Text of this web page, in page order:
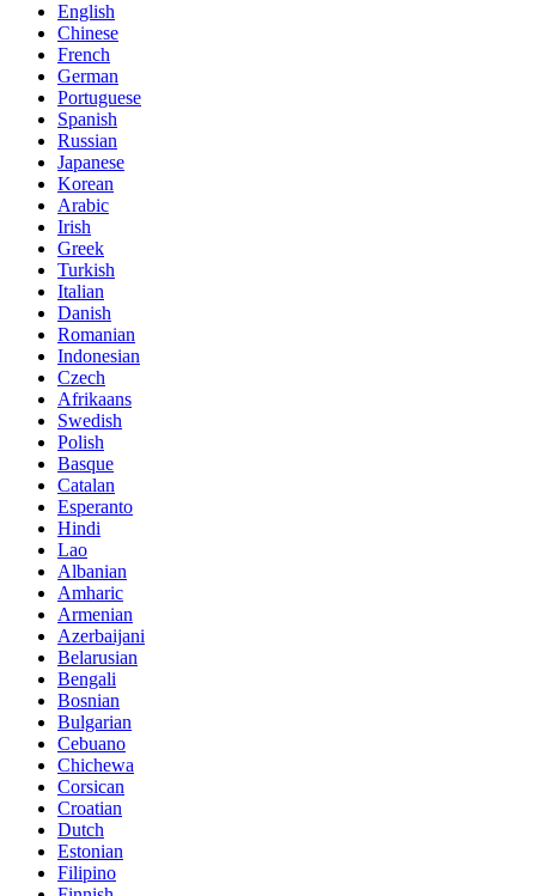
English
Chinese
French
German
Portuguese
Spanish
Russian
Japanese
Korean
Arabic
Irish
Greek
Turkish
Italian
Danish
Romanian
Indonesian
Czech
Afrikaans
Swedish
Polish
Basque
Catalan
Esperanto
Hindi
Lao
Albanian
Amharic
Armenian
Azerbaijani
Belarusian
Bengali
Bosnian
Bulgarian
Cebuano
Chichewa
Corsican
Croatian
Dutch
Estonian
Filipino